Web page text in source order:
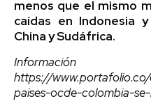
menos que el mismo
caídas en Indonesia
China y Sudáfrica.
https://
paises-ocde-colombia-